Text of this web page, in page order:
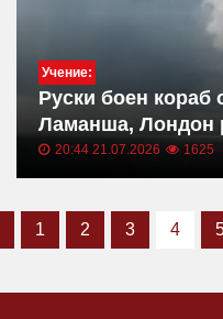
Учение:
Руски боен кораб
Ламанша, Лондон
20:44 21.07.2026 1625
1 2 3 4